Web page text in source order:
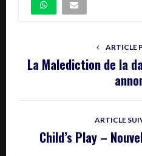
ARTICLE
La Malediction de la
ARTICLE
Child’s Play –